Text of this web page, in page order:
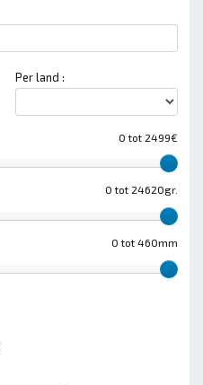
Per land :
0 tot 2499€
0 tot 24620gr.
0 tot 460mm